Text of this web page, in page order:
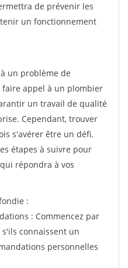
de prévenir les
un fonctionnement
un problème de
appel à un plombier
un travail de qualité
Cependant, trouver
s'avérer être un défi.
étapes à suivre pour
répondra à vos
:
: Commencez par
connaissent un
personnelles